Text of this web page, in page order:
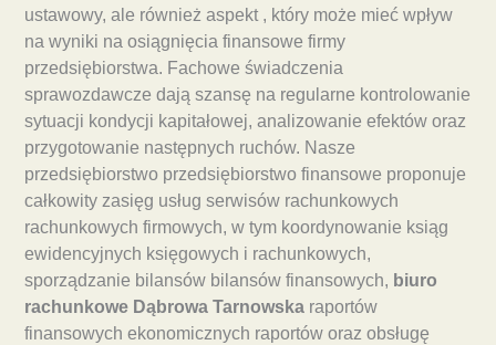
ustawowy, ale również aspekt , który może mieć wpływ
na wyniki na osiągnięcia finansowe firmy
przedsiębiorstwa. Fachowe świadczenia
sprawozdawcze dają szansę na regularne kontrolowanie
sytuacji kondycji kapitałowej, analizowanie efektów oraz
przygotowanie następnych ruchów. Nasze
przedsiębiorstwo przedsiębiorstwo finansowe proponuje
całkowity zasięg usług serwisów rachunkowych
rachunkowych firmowych, w tym koordynowanie ksiąg
ewidencyjnych księgowych i rachunkowych,
sporządzanie bilansów bilansów finansowych, biuro
rachunkowe Dąbrowa Tarnowska raportów
finansowych ekonomicznych raportów oraz obsługę